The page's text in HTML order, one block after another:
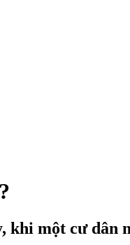
một cư dân